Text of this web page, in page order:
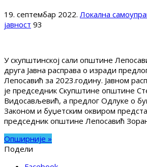
19. септембар 2022. Локална
јавност 93
У скупштинској сали општине
друга Јавна расправа о изради
Лепосавић за 2023.годину. Јавном
је председник Скупштине општине
Видосављевић, а предлог Одлуке о
Законом и буџетским оквиром
председник општине Лепосавић
Опширније »
Подели